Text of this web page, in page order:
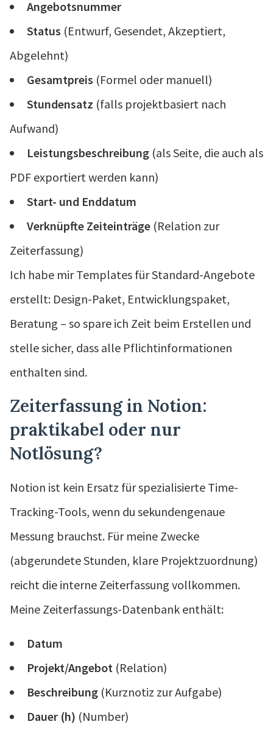
Angebotsnummer
Status (Entwurf, Gesendet, Akzeptiert,
Abgelehnt)
Gesamtpreis (Formel oder manuell)
Stundensatz (falls projektbasiert nach
Aufwand)
Leistungsbeschreibung (als Seite, die auch als
PDF exportiert werden kann)
Start- und Enddatum
Verknüpfte Zeiteinträge (Relation zur
Zeiterfassung)
Ich habe mir Templates für Standard-Angebote
erstellt: Design-Paket, Entwicklungspaket,
Beratung – so spare ich Zeit beim Erstellen und
stelle sicher, dass alle Pflichtinformationen
enthalten sind.
Zeiterfassung in Notion:
praktikabel oder nur
Notlösung?
Notion ist kein Ersatz für spezialisierte Time-
Tracking-Tools, wenn du sekundengenaue
Messung brauchst. Für meine Zwecke
(abgerundete Stunden, klare Projektzuordnung)
reicht die interne Zeiterfassung vollkommen.
Meine Zeiterfassungs-Datenbank enthält:
Datum
Projekt/Angebot (Relation)
Beschreibung (Kurznotiz zur Aufgabe)
Dauer (h) (Number)